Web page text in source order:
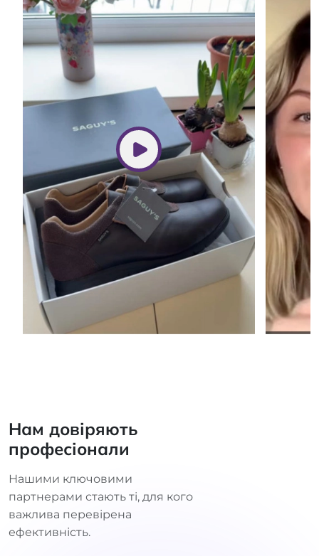
Нам довіряють
професіонали
Нашими ключовими
партнерами стають ті, для кого
важлива перевірена
ефективність.